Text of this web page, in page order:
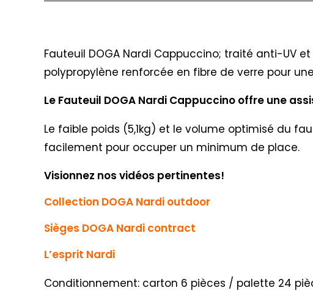
Fauteuil DOGA Nardi Cappuccino; traité anti-UV
polypropylène renforcée en fibre de verre pour
Le Fauteuil DOGA Nardi Cappuccino offre une
Le faible poids (5,1kg) et le volume optimisé du
facilement pour occuper un minimum de place.
Visionnez nos vidéos pertinentes!
Collection DOGA Nardi outdoor
Sièges DOGA Nardi contract
L’esprit Nardi
Conditionnement: carton 6 pièces / palette 24